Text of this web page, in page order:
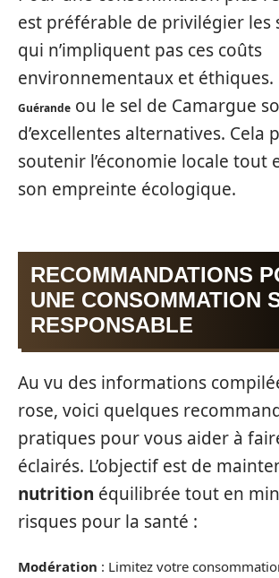
est préférable de privilégier les
qui n’impliquent pas ces coûts
environnementaux et éthiques.
Guérande ou le sel de Camargue
d’excellentes alternatives. Cela
soutenir l’économie locale tout
son empreinte écologique.
RECOMMANDATIONS
UNE CONSOMMATION
RESPONSABLE
Au vu des informations
rose, voici quelques
pratiques pour vous aider à
éclairés. L’objectif est de
nutrition équilibrée tout en
risques pour la santé :
Modération : Limitez votre